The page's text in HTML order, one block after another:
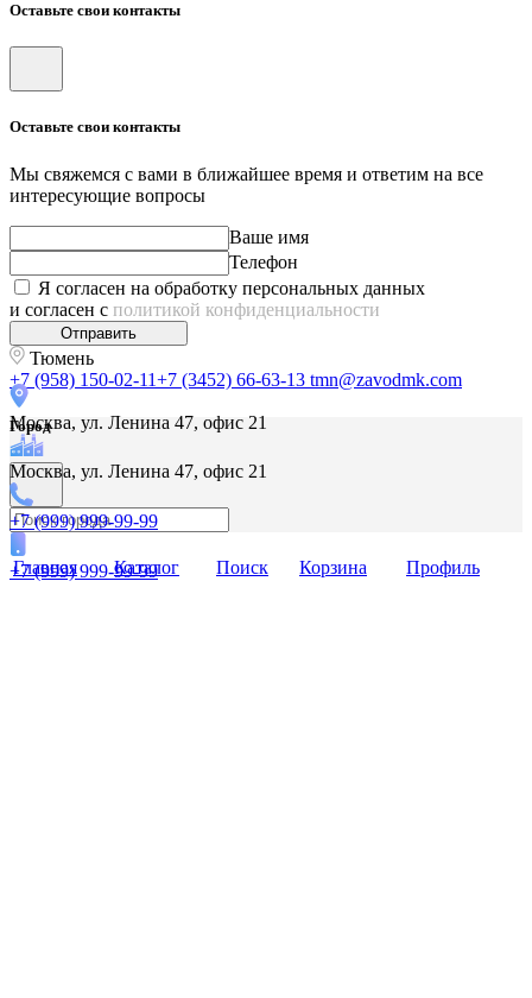
Москва, ул. Ленина 47, офис 21
Москва, ул. Ленина 47, офис 21
+7 (999) 999-99-99
+7 (999) 999-99-99
Оставьте свои контакты
Оставьте свои контакты
Мы свяжемся с вами в ближайшее время и ответим на все
интересующие вопросы
Ваше имя
Телефон
Я согласен на обработку персональных данных
и согласен с политикой конфиденциальности
Отправить
Тюмень
+7 (958) 150-02-11+7 (3452) 66-63-13 tmn@zavodmk.com
Город
Главная Каталог Поиск Корзина Профиль